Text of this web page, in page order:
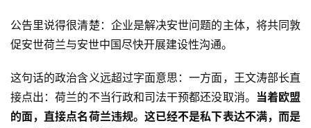
公告里说得很清楚：企业是解决安世问题的主体，将共同敦
促安世荷兰与安世中国尽快开展建设性沟通。
这句话的政治含义远超过字面意思：一方面，王文涛部长直
接点出：荷兰的不当行政和司法干预都还没取消。 当着欧盟
的面，直接点名荷兰违规。这已经不是私下表达不满，而是